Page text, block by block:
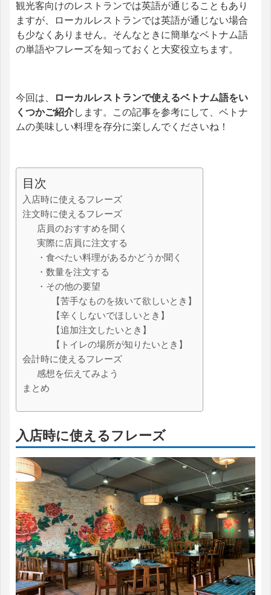
観光客向けのレストランでは英語が通じることもあり
ますが、ローカルレストランでは英語が通じない場合
も少なくありません。そんなときに簡単なベトナム語
の単語やフレーズを知っておくと大変役立ちます。
今回は、
ローカルレストランで使えるベトナム語をい
くつかご紹介します。この記事を参考にして、ベトナ
ムの美味しい料理を存分に楽しんでくださいね！
目次
入店時に使えるフレーズ
注文時に使えるフレーズ
店員のおすすめを聞く
実際に店員に注文する
・食べたい料理があるかどうか聞く
・数量を注文する
・その他の要望
【苦手なものを抜いて欲しいとき】
【辛くしないでほしいとき】
【追加注文したいとき】
【トイレの場所が知りたいとき】
会計時に使えるフレーズ
感想を伝えてみよう
まとめ
入店時に使えるフレーズ